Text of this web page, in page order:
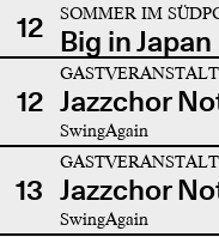
12
SOMMER IM
Big in Japan
12 Jazzchor
SwingAgain
13 Jazzchor
SwingAgain